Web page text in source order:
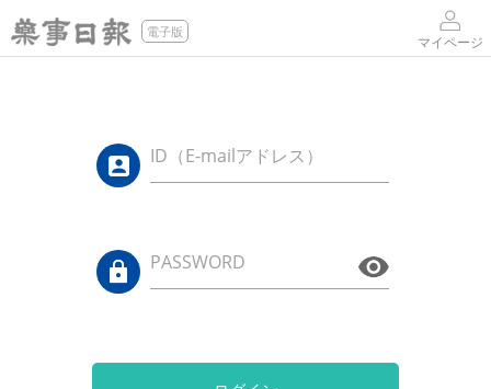
電子版
マイページ
ID（E-mailアドレス）
PASSWORD